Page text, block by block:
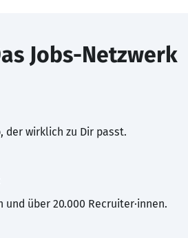
Jobs-Netzwerk
der wirklich zu Dir passt.
über 20.000 Recruiter·innen.